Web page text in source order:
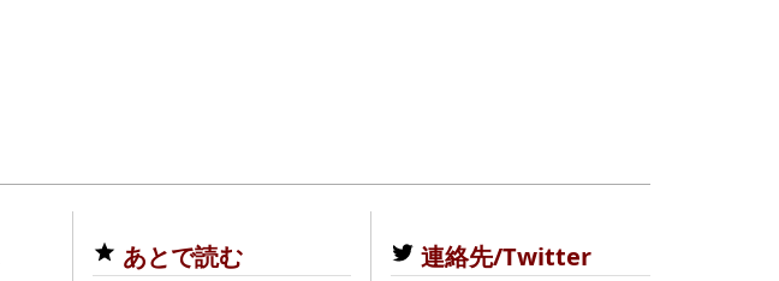
あとで読む
連絡先/Twitter